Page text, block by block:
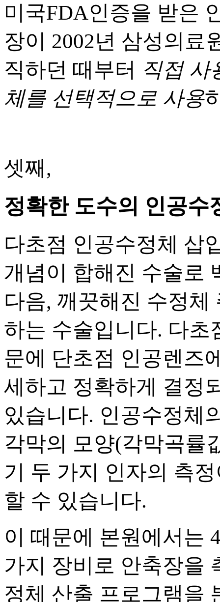
미국FDA인증을 받은
장이 2002년 삼성의료
직하던 때부터 직접 사
체를 선택적으로 사용
셋째,
정확한 도수의 인공수
다초점 인공수정체 삽
개념이 합해진 수술로
다음, 깨끗해진 수정
하는 수술입니다. 다초
문에 단초점 인공렌즈
세하고 정확하게 결정
있습니다. 인공수정체
각막의 모양(각막곡률
기 두 가지 인자의 측
할 수 있습니다.
이 때문에 본원에서는
가지 장비로 안축장을
정체 산출 프로그램을